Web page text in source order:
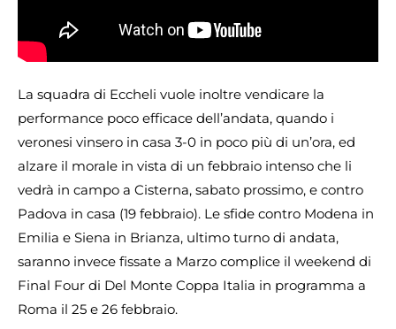
La squadra di Eccheli vuole inoltre vendicare la
performance poco efficace dell’andata, quando i
veronesi vinsero in casa 3-0 in poco più di un’ora, ed
alzare il morale in vista di un febbraio intenso che li
vedrà in campo a Cisterna, sabato prossimo, e contro
Padova in casa (19 febbraio). Le sfide contro Modena in
Emilia e Siena in Brianza, ultimo turno di andata,
saranno invece fissate a Marzo complice il weekend di
Final Four di Del Monte Coppa Italia in programma a
Roma il 25 e 26 febbraio.